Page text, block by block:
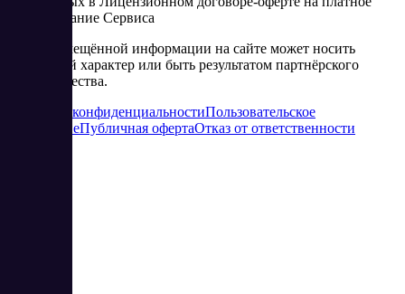
использование Сервиса
Часть размещённой информации на сайте может носить
рекламный характер или быть результатом партнёрского
сотрудничества.
Политика конфиденциальностиПользовательское
соглашениеПубличная офертаОтказ от ответственности